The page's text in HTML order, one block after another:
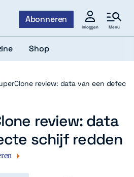
Abonneren
Inloggen Menu
Shop
review: data van een
review: data
schijf redden